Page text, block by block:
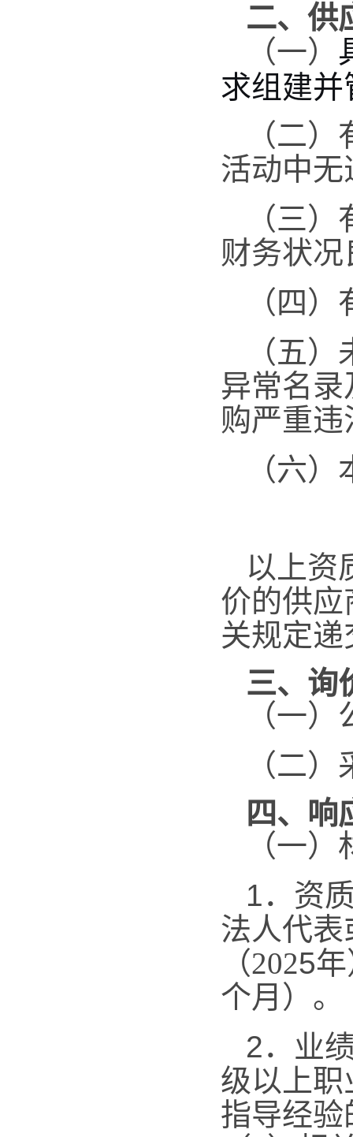
二、 供
（一）
求组建
（二）
活动中
（三）
财务状况
（四）
（五）
异常名
购严重
（六）
以上资
价的供
关规定
三、询
（一
（二
四、响
（一
1． 资
法人代
（2025
个月）。
2．业
级以上
指导经